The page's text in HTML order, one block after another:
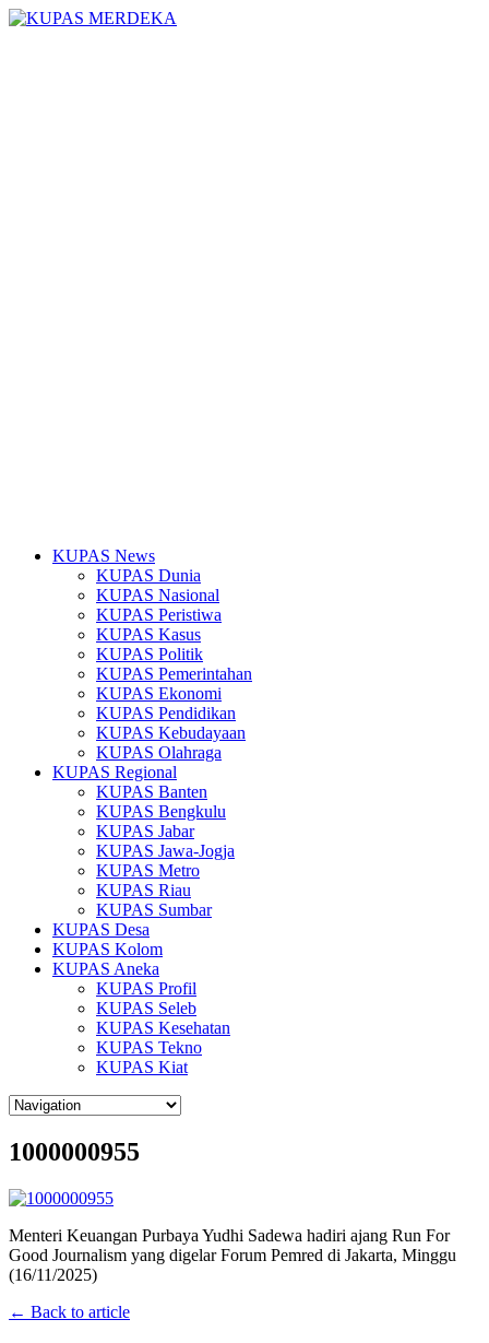
KUPAS News
KUPAS Dunia
KUPAS Nasional
KUPAS Peristiwa
KUPAS Kasus
KUPAS Politik
KUPAS Pemerintahan
KUPAS Ekonomi
KUPAS Pendidikan
KUPAS Kebudayaan
KUPAS Olahraga
KUPAS Regional
KUPAS Banten
KUPAS Bengkulu
KUPAS Jabar
KUPAS Jawa-Jogja
KUPAS Metro
KUPAS Riau
KUPAS Sumbar
KUPAS Desa
KUPAS Kolom
KUPAS Aneka
KUPAS Profil
KUPAS Seleb
KUPAS Kesehatan
KUPAS Tekno
KUPAS Kiat
1000000955
Menteri Keuangan Purbaya Yudhi Sadewa hadiri ajang Run For
Good Journalism yang digelar Forum Pemred di Jakarta, Minggu
(16/11/2025)
← Back to article